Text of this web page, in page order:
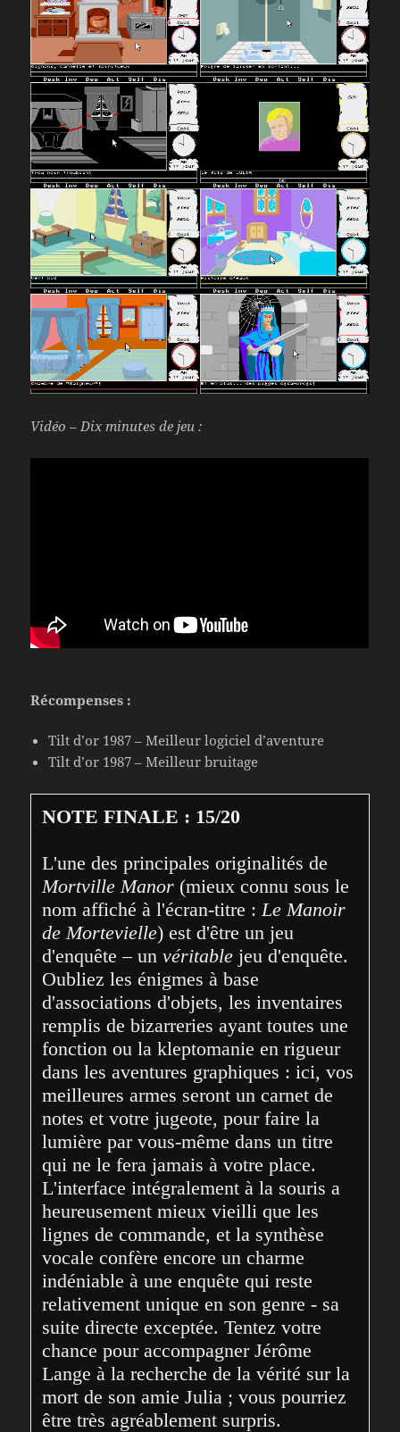
Vidéo – Dix minutes de jeu :
Récompenses :
Tilt d’or 1987 – Meilleur logiciel d’aventure
Tilt d’or 1987 – Meilleur bruitage
NOTE FINALE : 15/20
Mortville Manor (mieux connu sous le
nom affiché à l'écran-titre : Le Manoir
de Mortevielle) est d'être un jeu
d'enquête – un véritable jeu d'enquête.
Oubliez les énigmes à base
d'associations d'objets, les inventaires
remplis de bizarreries ayant toutes une
fonction ou la kleptomanie en rigueur
dans les aventures graphiques : ici, vos
meilleures armes seront un carnet de
notes et votre jugeote, pour faire la
lumière par vous-même dans un titre
qui ne le fera jamais à votre place.
L'interface intégralement à la souris a
heureusement mieux vieilli que les
lignes de commande, et la synthèse
vocale confère encore un charme
indéniable à une enquête qui reste
relativement unique en son genre - sa
suite directe exceptée. Tentez votre
chance pour accompagner Jérôme
Lange à la recherche de la vérité sur la
mort de son amie Julia ; vous pourriez
être très agréablement surpris.